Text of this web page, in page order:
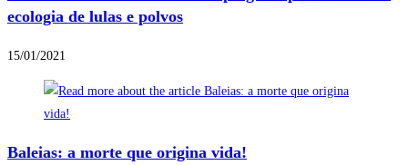
ecologia de lulas e polvos
15/01/2021
Baleias: a morte que origina vida!